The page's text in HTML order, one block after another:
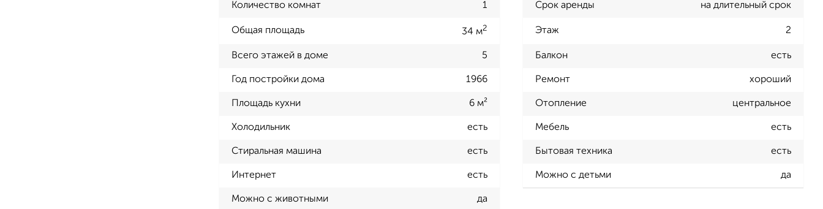
Количество комнат 1 Срок аренды на длительный срок
Общая площадь 34 м2 Этаж 2
Всего этажей в доме 5 Балкон есть
Год постройки дома 1966 Ремонт хороший
Площадь кухни 6 м² Отопление центральное
Холодильник есть Мебель есть
Стиральная машина есть Бытовая техника есть
Интернет есть Можно с детьми да
Можно с животными да